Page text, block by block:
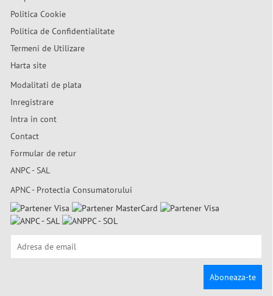
Politica Cookie
Politica de Confidentialitate
Termeni de Utilizare
Harta site
Modalitati de plata
Inregistrare
Intra in cont
Contact
Formular de retur
ANPC - SAL
APNC - Protectia Consumatorului
Aboneaza-te